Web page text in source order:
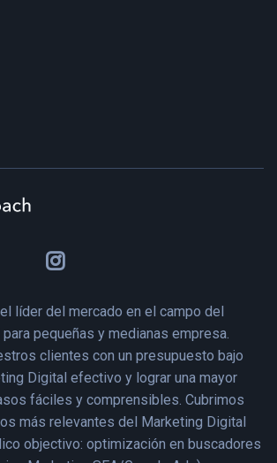
líder del mercado en el campo del
pequeñas y medianas empresa.
clientes con un presupuesto bajo
Digital efectivo y lograr una mayor
fáciles y comprensibles. Cubrimos
más relevantes del Marketing Digital
objectivo: optimización en buscadores